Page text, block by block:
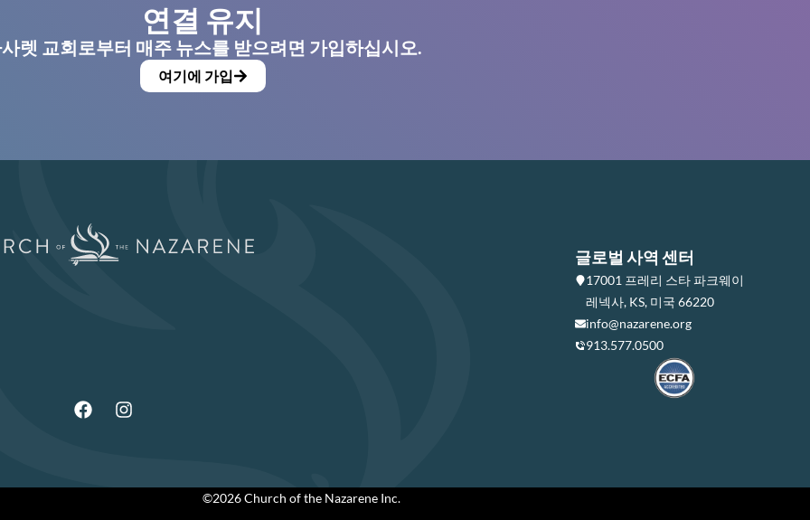
연결 유지
렛 교회로부터 매주 뉴스를 받으려면 가입하십시오.
여기에 가입
글로벌 사역 센터
17001 프레리 스타 파크웨이
레넥사, KS, 미국 66220
info@nazarene.org
913.577.0500
©2026 Church of the Nazarene Inc.